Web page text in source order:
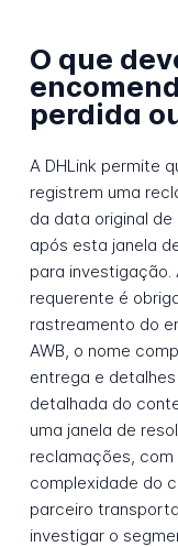
O que
perdida
A DHLink permite
registrem uma
da data original
após esta janela
para investigação.
requerente é
rastreamento do
AWB, o nome
entrega e
detalhada do
uma janela de
reclamações,
complexidade do
parceiro
investigar o